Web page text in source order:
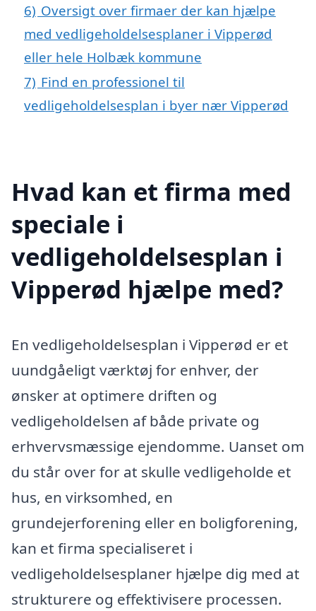
6) Oversigt over firmaer der kan hjælpe
med vedligeholdelsesplaner i Vipperød
eller hele Holbæk kommune
7) Find en professionel til
vedligeholdelsesplan i byer nær Vipperød
Hvad kan et firma med
speciale i
vedligeholdelsesplan i
Vipperød hjælpe med?
En vedligeholdelsesplan i Vipperød er et
uundgåeligt værktøj for enhver, der
ønsker at optimere driften og
vedligeholdelsen af både private og
erhvervsmæssige ejendomme. Uanset om
du står over for at skulle vedligeholde et
hus, en virksomhed, en
grundejerforening eller en boligforening,
kan et firma specialiseret i
vedligeholdelsesplaner hjælpe dig med at
strukturere og effektivisere processen.